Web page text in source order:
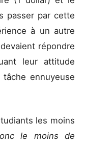
passer par cette
à un autre
répondre
leur attitude
ennuyeuse
les moins
le moins de